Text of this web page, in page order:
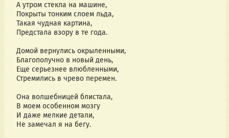
А утром стекла на машине,
Покрыты тонким слоем льда,
Такая чудная картина,
Предстала взору в те года.
Домой вернулись окрыленными,
Благополучно в новый день,
Еще серьезнее влюбленными,
Стремились в чрево перемен.
Она волшебницей блистала,
В моем особенном мозгу
И даже мелкие детали,
Не замечал я на бегу.